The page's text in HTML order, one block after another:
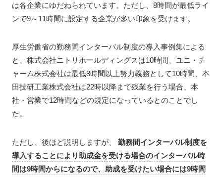
は各企業にゆだねられています。ただし、8時間が最低ライ
ンで9～11時間に設定する企業が多い印象を受けます。
厚生労働省の勤務間インターバル制度の導入事例集による
と、株式会社ニトリホールディングスは10時間、ユニ・チ
ャーム株式会社は最低8時間以上努力義務として10時間、本
田技研工業株式会社は22時以降まで残業を行う場合、本
社・営業で12時間などの規定になっているとのことでし
た。
ただし、後ほど説明しますが、
勤務間インターバル制度を
導入することにより助成金を受ける場合のインターバル時
間は9時間からになるので、助成を受けたい場合には9時間